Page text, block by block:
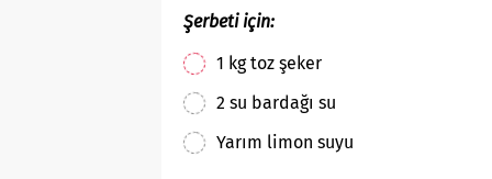
Şerbeti için:
1 kg toz şeker
2 su bardağı su
Yarım limon suyu